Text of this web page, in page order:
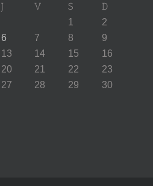
J V S D
1
2
6 7 8
9
13 14 15
16
20 21 22
23
27 28 29
30